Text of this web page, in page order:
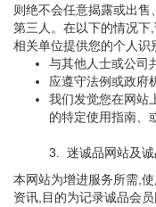
则绝不会任意揭露或出
第三人。在以下的情况
相关单位提供您的个人识
与其他人士或公司
应遵守法例或政府
我们发觉您在网站
的特定使用指南、
3. 迷诚品网站及
本网站为增进服务所需,
资讯,目的为记录诚品会